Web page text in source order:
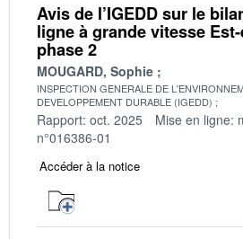
Avis de l’IGEDD sur le
ligne à grande vitesse
phase 2
MOUGARD, Sophie
INSPECTION GENERALE DE
DEVELOPPEMENT DURABLE (IGEDD)
Rapport: oct. 2025 Mise en ligne:
n°016386-01
Accéder à la notice